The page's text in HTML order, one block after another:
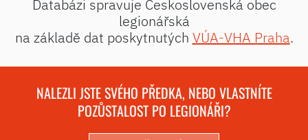
Databázi spravuje Československá obec
legionářská
na základě dat poskytnutých VÚA-VHA Praha.
NALEZLI JSTE SVÉHO PŘEDKA, NEBO VLASTNÍTE
POZŮSTALOST PO LEGIONÁŘI?